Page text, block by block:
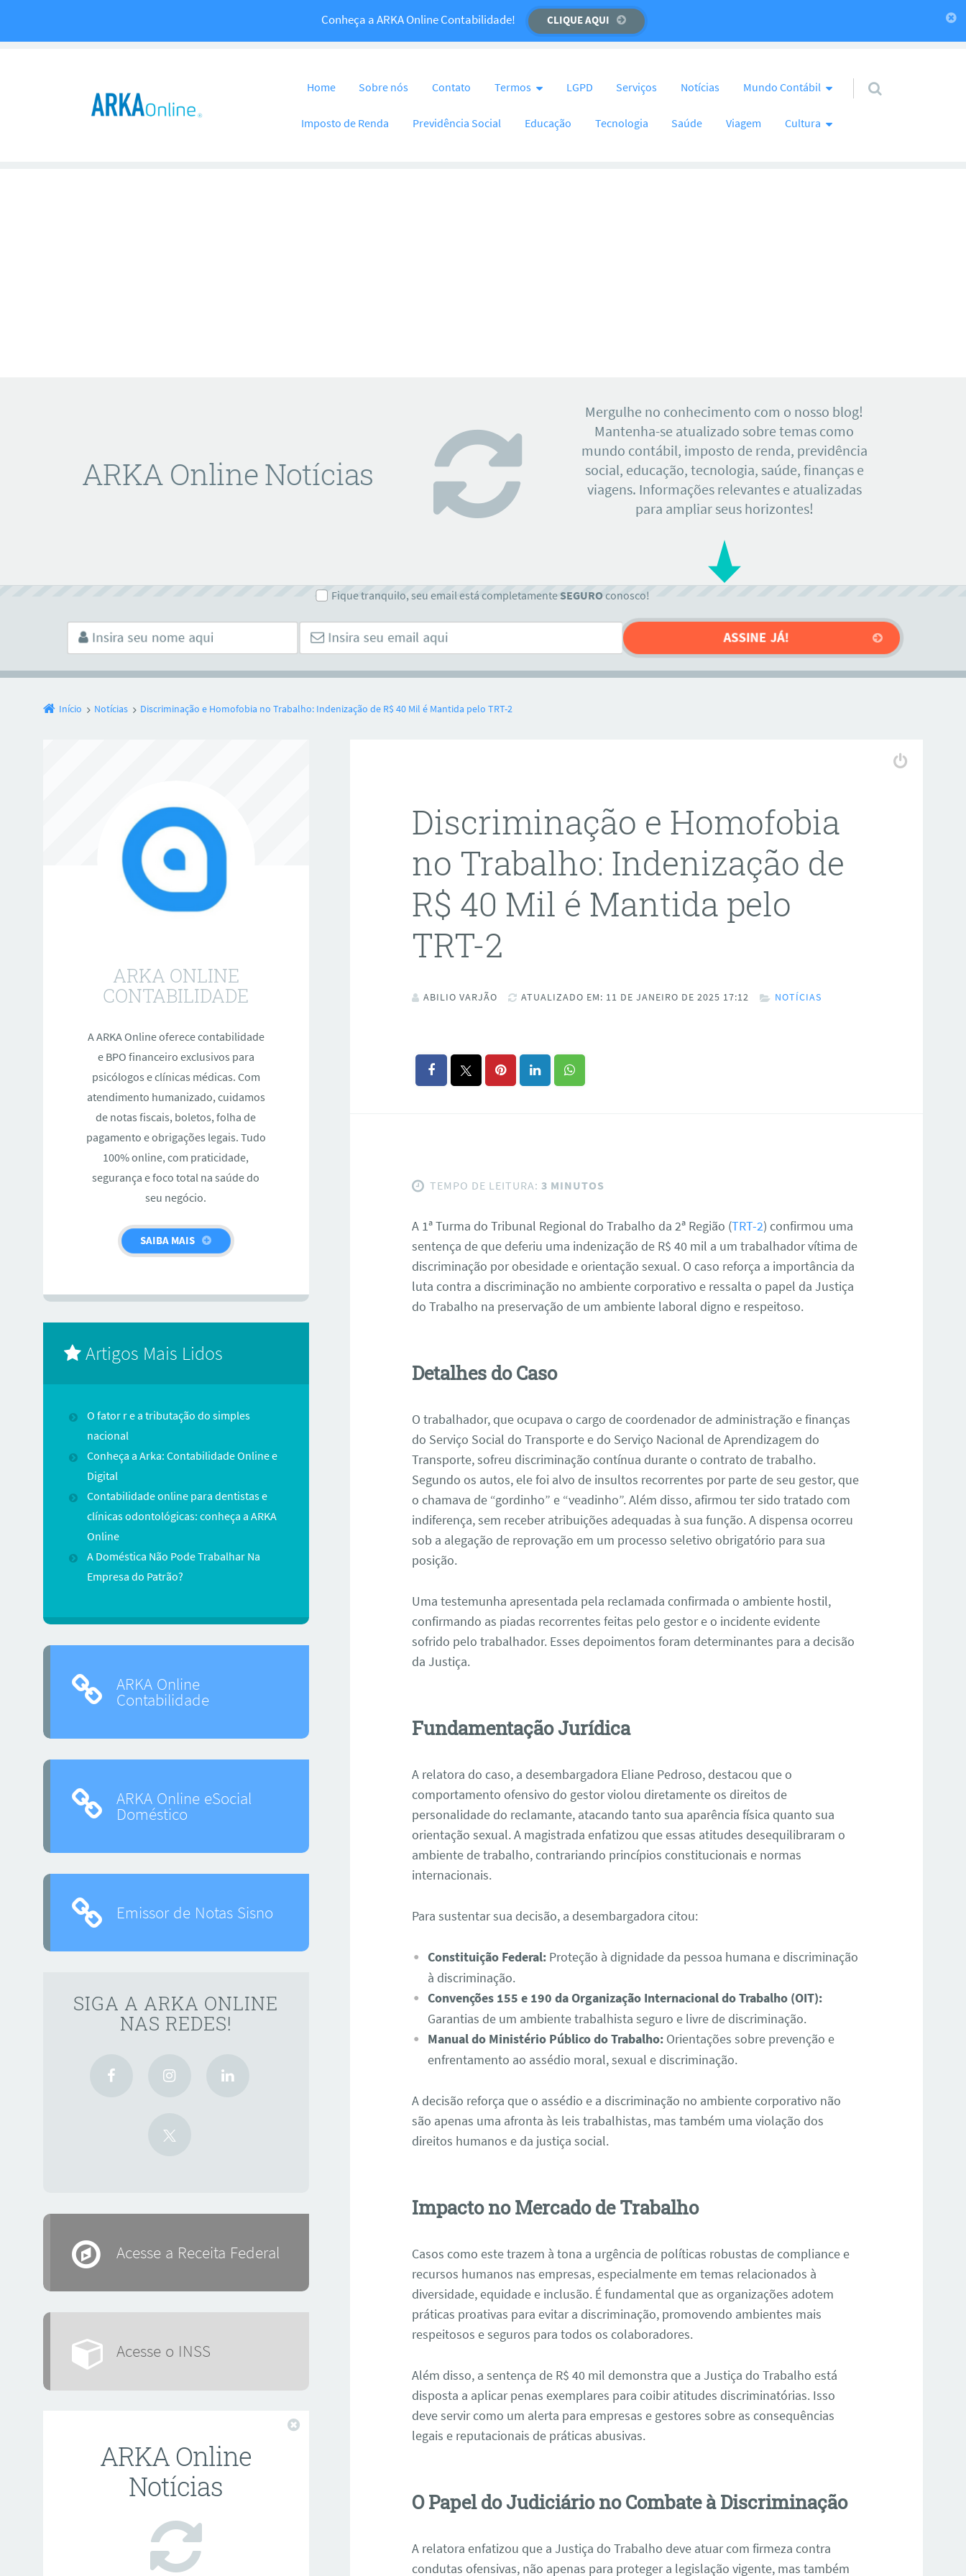
Temos um recado importante para você! CLIQUE AQUI
Conheça a ARKA Online Contabilidade! CLIQUE AQUI
Home Sobre nós Contato Termos LGPD Serviços Notícias Mundo Contábil
Imposto de Renda Previdência Social Educação Tecnologia Saúde Viagem Cultura
ARKA Online Notícias
Mergulhe no conhecimento com o nosso blog!
Mantenha-se atualizado sobre temas como
mundo contábil, imposto de renda, previdência
social, educação, tecnologia, saúde, finanças e
viagens. Informações relevantes e atualizadas
para ampliar seus horizontes!
Fique tranquilo, seu email está completamente SEGUROconosco!
Início Notícias Discriminação e Homofobia no Trabalho: Indenização de R$ 40 Mil é Mantida pelo TRT-2
Discriminação e Homofobia
no Trabalho: Indenização de
R$ 40 Mil é Mantida pelo
TRT-2
ABILIO VARJÃO ATUALIZADO EM: 11 DE JANEIRO DE 2025 17:12 NOTÍCIAS
TEMPO DE LEITURA: 3 MINUTOS
A 1ª Turma do Tribunal Regional do Trabalho da 2ª Região (TRT-2) confirmou uma
sentença de que deferiu uma indenização de R$ 40 mil a um trabalhador vítima de
discriminação por obesidade e orientação sexual. O caso reforça a importância da
luta contra a discriminação no ambiente corporativo e ressalta o papel da Justiça
do Trabalho na preservação de um ambiente laboral digno e respeitoso.
Detalhes do Caso
O trabalhador, que ocupava o cargo de coordenador de administração e finanças
do Serviço Social do Transporte e do Serviço Nacional de Aprendizagem do
Transporte, sofreu discriminação contínua durante o contrato de trabalho.
Segundo os autos, ele foi alvo de insultos recorrentes por parte de seu gestor, que
o chamava de “gordinho” e “veadinho”. Além disso, afirmou ter sido tratado com
indiferença, sem receber atribuições adequadas à sua função. A dispensa ocorreu
sob a alegação de reprovação em um processo seletivo obrigatório para sua
posição.
Uma testemunha apresentada pela reclamada confirmada o ambiente hostil,
confirmando as piadas recorrentes feitas pelo gestor e o incidente evidente
sofrido pelo trabalhador. Esses depoimentos foram determinantes para a decisão
da Justiça.
Fundamentação Jurídica
A relatora do caso, a desembargadora Eliane Pedroso, destacou que o
comportamento ofensivo do gestor violou diretamente os direitos de
personalidade do reclamante, atacando tanto sua aparência física quanto sua
orientação sexual. A magistrada enfatizou que essas atitudes desequilibraram o
ambiente de trabalho, contrariando princípios constitucionais e normas
internacionais.
Para sustentar sua decisão, a desembargadora citou:
Constituição Federal:Proteção à dignidade da pessoa humana e discriminação
à discriminação.
Convenções 155 e 190 da Organização Internacional do Trabalho (OIT):
Garantias de um ambiente trabalhista seguro e livre de discriminação.
Manual do Ministério Público do Trabalho:Orientações sobre prevenção e
enfrentamento ao assédio moral, sexual e discriminação.
A decisão reforça que o assédio e a discriminação no ambiente corporativo não
são apenas uma afronta às leis trabalhistas, mas também uma violação dos
direitos humanos e da justiça social.
Impacto no Mercado de Trabalho
Casos como este trazem à tona a urgência de políticas robustas de compliance e
recursos humanos nas empresas, especialmente em temas relacionados à
diversidade, equidade e inclusão. É fundamental que as organizações adotem
práticas proativas para evitar a discriminação, promovendo ambientes mais
respeitosos e seguros para todos os colaboradores.
Além disso, a sentença de R$ 40 mil demonstra que a Justiça do Trabalho está
disposta a aplicar penas exemplares para coibir atitudes discriminatórias. Isso
deve servir como um alerta para empresas e gestores sobre as consequências
legais e reputacionais de práticas abusivas.
O Papel do Judiciário no Combate à Discriminação
A relatora enfatizou que a Justiça do Trabalho deve atuar com firmeza contra
condutas ofensivas, não apenas para proteger a legislação vigente, mas também
ARKA ONLINE
CONTABILIDADE
A ARKA Online oferece contabilidade
e BPO financeiro exclusivos para
psicólogos e clínicas médicas. Com
atendimento humanizado, cuidamos
de notas fiscais, boletos, folha de
pagamento e obrigações legais. Tudo
100% online, com praticidade,
segurança e foco total na saúde do
seu negócio.
SAIBA MAIS
Artigos Mais Lidos
O fator r e a tributação do simples
nacional
Conheça a Arka: Contabilidade Online e
Digital
Contabilidade online para dentistas e
clínicas odontológicas: conheça a ARKA
Online
A Doméstica Não Pode Trabalhar Na
Empresa do Patrão?
ARKA Online
Contabilidade
ARKA Online eSocial
Doméstico
Emissor de Notas Sisno
SIGA A ARKA ONLINE
NAS REDES!
Acesse a Receita Federal
Acesse o INSS
ARKA Online
Notícias